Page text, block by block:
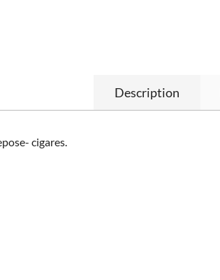
Description
cigares.